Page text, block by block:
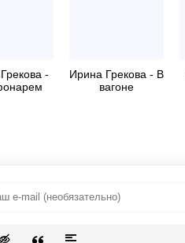
-
Ирина Грекова - В
вагоне